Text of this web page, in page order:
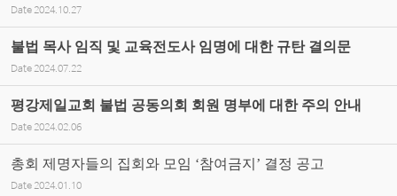
Date 2024.10.27
불법 목사 임직 및 교육전도사 임명에 대한 규탄 결의문
Date 2024.07.22
평강제일교회 불법 공동의회 회원 명부에 대한 주의 안내
Date 2024.02.06
총회 제명자들의 집회와 모임 ‘참여금지’ 결정 공고
Date 2024.01.10